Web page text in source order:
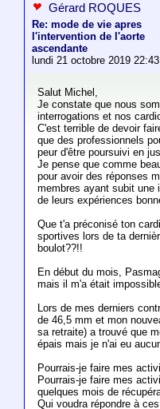
Gérard ROQUES
Re: mode de vie apres
l'intervention de l'aorte
ascendante
lundi 21 octobre 2019
Salut Michel,
Je constate que nous
interrogations et nos
C'est terrible de devoir
que des professionnels
peur d'être poursuivi en
Je pense que comme
pour avoir des réponses
membres ayant subit une
de leurs expériences
Que t'a préconisé ton
sportives lors de ta
boulot??!!
En début du mois,
mais il m'a était
Lors de mes derniers
de 46,5 mm et mon
sa retraite) a trouvé que
épais mais je n'ai eu
Pourrais-je faire mes
Pourrais-je faire mes
quelques mois de
Qui voudra répondre à